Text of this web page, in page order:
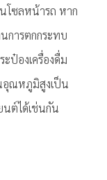
โซลหน้ารถ หาก
การตกกระทบ
ป๋องเครื่องดื่ม
อุณหภูมิสูงเป็น
นต์ได้เช่นกัน